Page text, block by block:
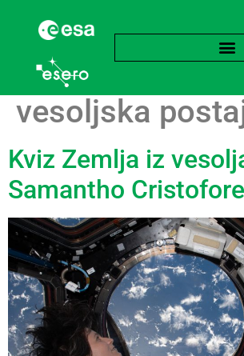
Oznaka:
vesoljska
Kviz Zemlja iz
Samantho